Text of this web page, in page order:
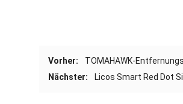
Vorher:
TOMAHAWK-
Nächster:
Licos Smart Red Dot